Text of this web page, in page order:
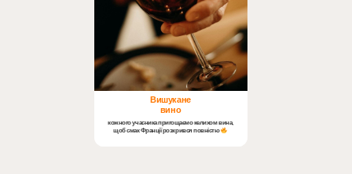
Вишукане
вино
кожного учасника пригощаємо келихом вина,
щоб смак Франції розкрився повністю